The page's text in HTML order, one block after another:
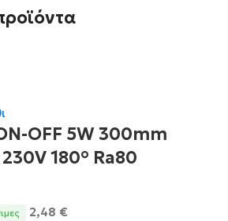
OFF 5W 300mm
180° Ra80
2,48 €